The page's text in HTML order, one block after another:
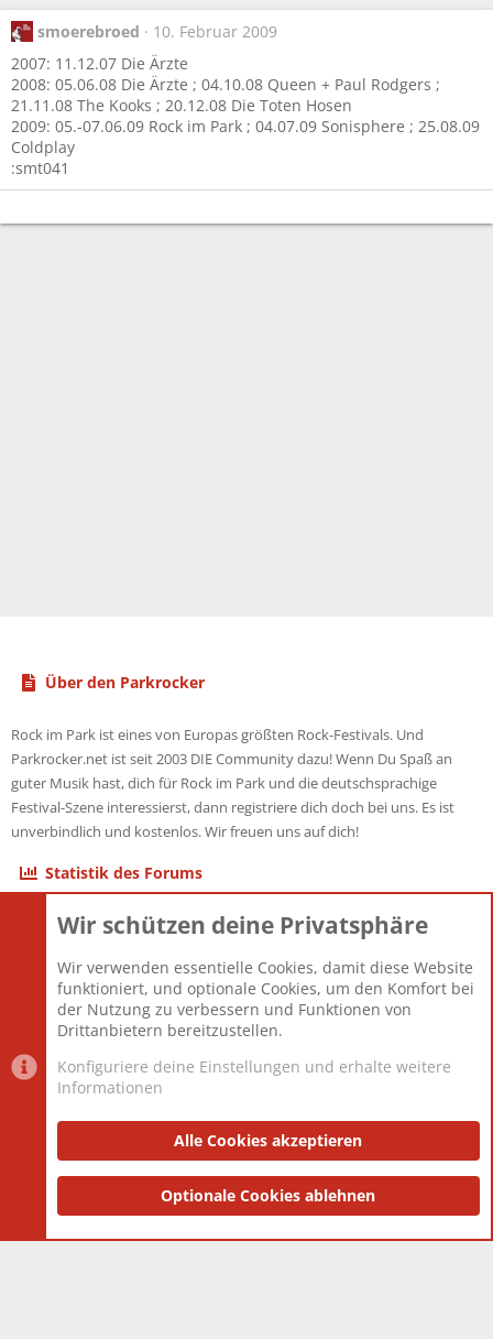
smoerebroed
10. Februar 2009
2007: 11.12.07 Die Ärzte
2008: 05.06.08 Die Ärzte ; 04.10.08 Queen + Paul Rodgers ;
21.11.08 The Kooks ; 20.12.08 Die Toten Hosen
2009: 05.-07.06.09 Rock im Park ; 04.07.09 Sonisphere ; 25.08.09
Coldplay
:smt041
Über den Parkrocker
Rock im Park ist eines von Europas größten Rock-Festivals. Und
Parkrocker.net ist seit 2003 DIE Community dazu! Wenn Du Spaß an
guter Musik hast, dich für Rock im Park und die deutschsprachige
Festival-Szene interessierst, dann registriere dich doch bei uns. Es ist
unverbindlich und kostenlos. Wir freuen uns auf dich!
Statistik des Forums
Themen
Mitglieder
12.427
Neuestes Mitglied
Berlin
Datenschutzerklärung Impressum
Community platform by XenForo® © 2010-2025 XenForo Ltd.
and add-ons by ThemeHouse
Wir schützen deine Privatsphäre
Wir verwenden essentielle Cookies, damit diese Website
funktioniert, und optionale Cookies, um den Komfort bei
der Nutzung zu verbessern und Funktionen von
Drittanbietern bereitzustellen.
Konfiguriere deine Einstellungen und erhalte weitere
Informationen
Alle Cookies akzeptieren
Optionale Cookies ablehnen